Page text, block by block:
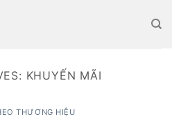
KHUYẾN MÃI
THƯƠNG HIỆU